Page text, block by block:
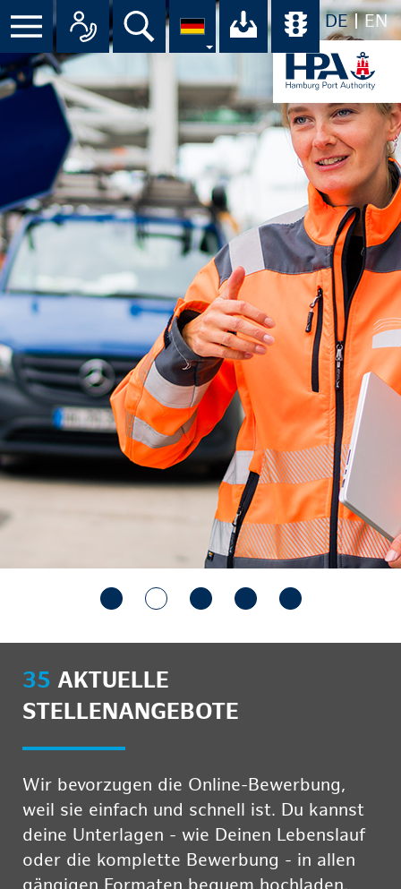
DE EN
Suche Ihr Download-
35 AKTUELLE
STELLENANGEBOTE
Wir bevorzugen die Online-Bewerbung,
weil sie einfach und schnell ist. Du kannst
deine Unterlagen - wie Deinen Lebenslauf
oder die komplette Bewerbung - in allen